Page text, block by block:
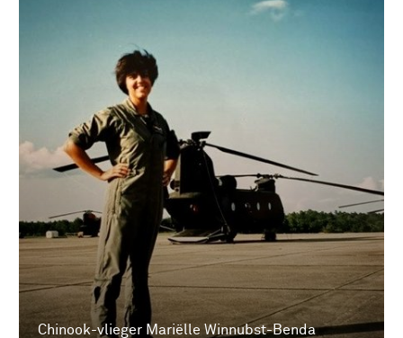
Chinook-vlieger Mariëlle Winnubst-Benda